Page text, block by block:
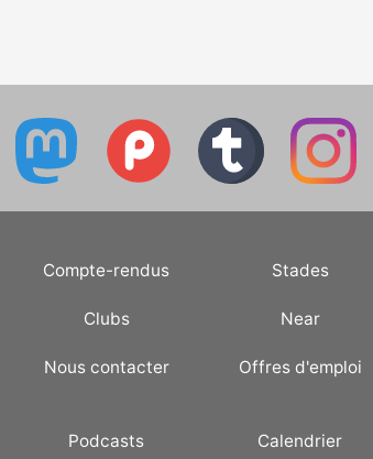
Compte-rendus Stades
Clubs Near
Nous contacter Offres d'emploi
Podcasts Calendrier